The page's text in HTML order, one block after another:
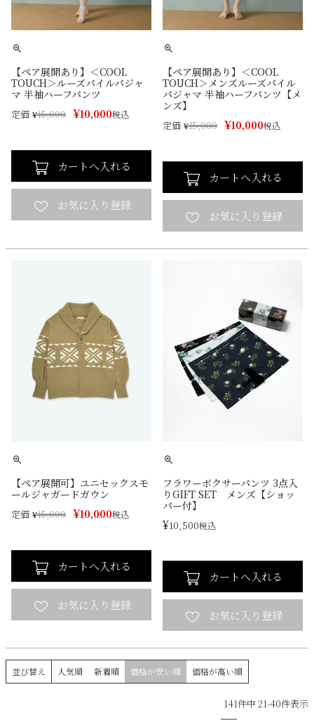
【ペア展開あり】＜COOL
TOUCH＞ルーズパイルパジャ
マ 半袖ハーフパンツ
定価 ¥15,000 ¥10,000税込
カートへ入れる
【ペア展開あり】＜COOL
TOUCH＞メンズルーズパイル
パジャマ 半袖ハーフパンツ【メ
ンズ】
定価 ¥15,000 ¥10,000税込
カートへ入れる
【ペア展開可】ユニセックスモ
ールジャガードガウン
定価 ¥15,000 ¥10,000税込
カートへ入れる
フラワーボクサーパンツ 3点入
りGIFT SET メンズ【ショッ
パー付】
¥10,500税込
カートへ入れる
並び替え 人気順 新着順 価格が安い順 価格が高い順
141件中 21-40件表示